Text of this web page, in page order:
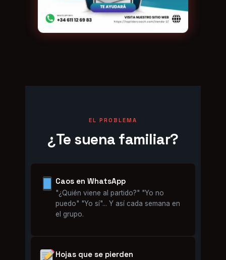
EL PROBLEMA
¿Te suena familiar?
Caos en WhatsApp
"¿Quién viene al partido?" "Yo no
puedo" "Yo sí"... Y así cada semana en
el grupo.
Hojas que se pierden